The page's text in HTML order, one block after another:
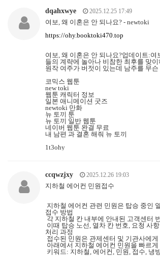
dqahxwye 2025.12.25 17:49
여보, 왜 이혼은 안 되나요? - newtoki
https://ohy.booktoki470.top
여보, 왜 이혼은 안 되나요?업데이트:
들의 계략에 놀아나 비참한 최후를 맞
원작 여주가 버젓이 있는데 남주를 무
코믹스 웹툰
new toki
웹툰 캐릭터 정보
일본 애니메이션 굿즈
newtoki 만화
뉴 토끼 툰
뉴 토끼 일반 웹툰
네이버 웹툰 완결 무료
내 남편 과 결혼 해줘 뉴 토끼
1t3ohy
ccqwzjxy 2025.12.26 19:03
지하철 에어컨 민원접수
지하철 에어컨 관련 민원은 탑승 중인
접수 방법
각 지하철 칸 내부에 안내된 고객센터
이때 탑승 노선, 열차 칸 번호, 요청 사
처리 과정
접수된 민원은 관제센터 및 기관사에
아래에서 지하철 에어컨 민원을 빠르
키워드: 지하철, 에어컨, 민원, 접수, 냉